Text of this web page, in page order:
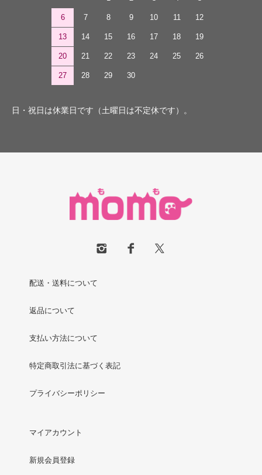
6 7 8 9 10 11 12
13 14 15 16 17 18 19
20 21 22 23 24 25 26
27 28 29 30
日・祝日は休業日です（土曜日は不定休です）。
配送・送料について
返品について
支払い方法について
特定商取引法に基づく表記
プライバシーポリシー
マイアカウント
新規会員登録